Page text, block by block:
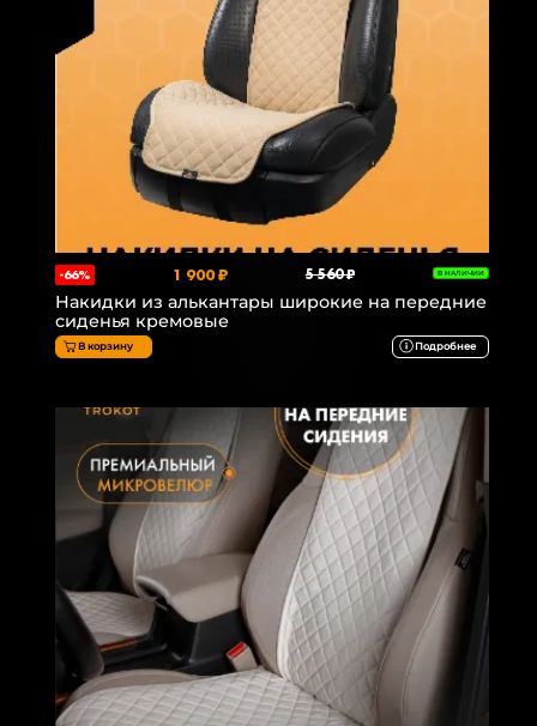
-66% 1 900 ₽ 5 560 ₽ В НАЛИЧИИ
Накидки из алькантары широкие на передние
сиденья кремовые
В корзину Подробнее